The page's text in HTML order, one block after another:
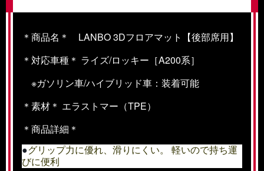
＊商品名＊ LANBO 3Dフロアマット【後部席用】
＊対応車種＊ ライズ/ロッキー ［A200系］
※ガソリン車/ハイブリッド車：装着可能
＊素材＊ エラストマー（TPE）
＊商品詳細＊
●グリップ力に優れ、滑りにくい。
軽いので持ち運
びに便利